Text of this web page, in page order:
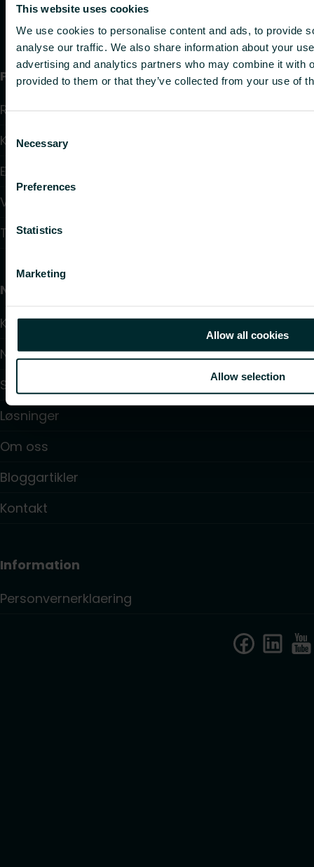
This website uses cookies
We use cookies to personalise content and ads, to provide
analyse our traffic. We also share information about your
advertising and analytics partners who may combine it with
provided to them or that they’ve collected from your use of
Selection
Necessary
Preferences
Statistics
Marketing
Allow all cookies
Allow selection
Produkter
Radiatorer
Konvektorer og Viftekonvektorer
Elektrisk styring
Vannbasert regulering
Takvarme og takkjøling
Nyttige lenker
Kalkulatorer
Nedlastinger
Support
Løsninger
Om oss
Bloggartikler
Kontakt
Information
Personvernerklaering